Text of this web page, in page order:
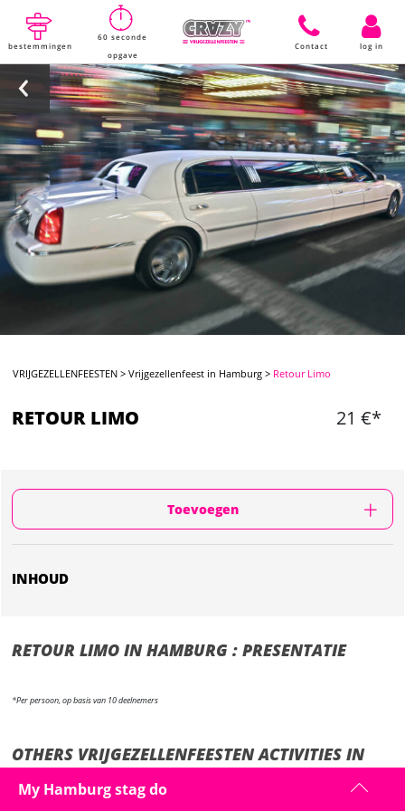
bestemmingen
60 seconde
opgave
Contact log in
VRIJGEZELLENFEESTEN >Vrijgezellenfeest in Hamburg > Retour Limo
RETOUR LIMO 21 €*
Toevoegen
INHOUD
RETOUR LIMO IN HAMBURG : PRESENTATIE
*Per persoon, op basis van 10 deelnemers
OTHERS VRIJGEZELLENFEESTEN ACTIVITIES IN
HAMBURG
My Hamburg stag do